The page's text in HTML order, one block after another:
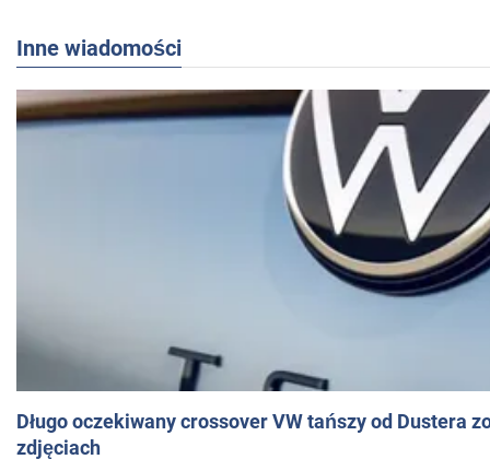
Inne wiadomości
Długo oczekiwany crossover VW tańszy od Dustera
zdjęciach